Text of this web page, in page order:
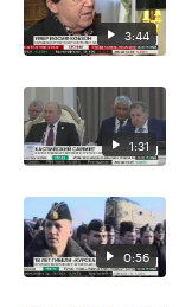
3:44
1:31
0:56